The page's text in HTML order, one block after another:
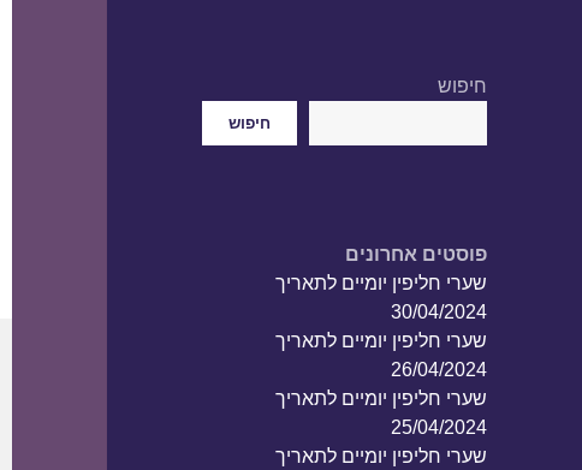
חיפוש
חיפוש
פוסטים אחרונים
שערי חליפין יומיים לתאריך
30/04/2024
שערי חליפין יומיים לתאריך
26/04/2024
שערי חליפין יומיים לתאריך
25/04/2024
שערי חליפין יומיים לתאריך